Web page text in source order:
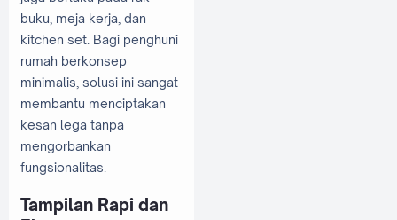
buku, meja kerja, dan
kitchen set. Bagi penghuni
rumah berkonsep
minimalis, solusi ini sangat
membantu menciptakan
kesan lega tanpa
mengorbankan
fungsionalitas.
Tampilan Rapi dan